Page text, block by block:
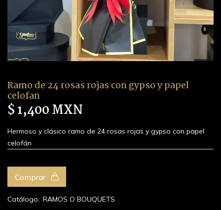
Ramo de 24 rosas rojas con gypso y papel
celofan
$ 1,400 MXN
Hermoso y clásico ramo de 24 rosas rojas y gypso con papel
celofán
Comprar
Catálogo: RAMOS O BOUQUETS